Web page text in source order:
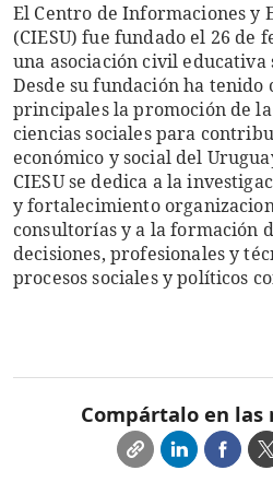
El Centro de Informaciones y
(CIESU) fue fundado el 26 de
una asociación civil educativa
Desde su fundación ha tenido
principales la promoción de
ciencias sociales para
económico y social del
CIESU se dedica a la
y fortalecimiento
consultorías y a la formación
decisiones, profesionales y
procesos sociales y políticos
Compártalo en las